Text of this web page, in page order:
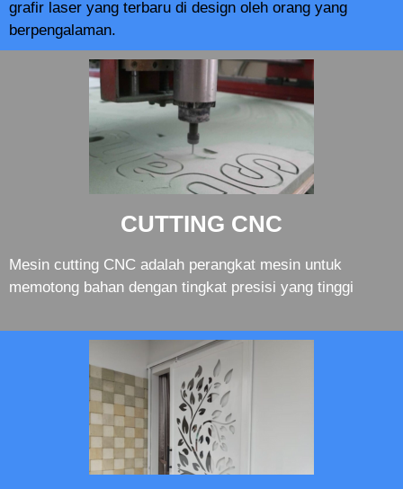
grafir laser yang terbaru di design oleh orang yang
berpengalaman.
CUTTING CNC
Mesin cutting CNC adalah perangkat mesin untuk
memotong bahan dengan tingkat presisi yang tinggi